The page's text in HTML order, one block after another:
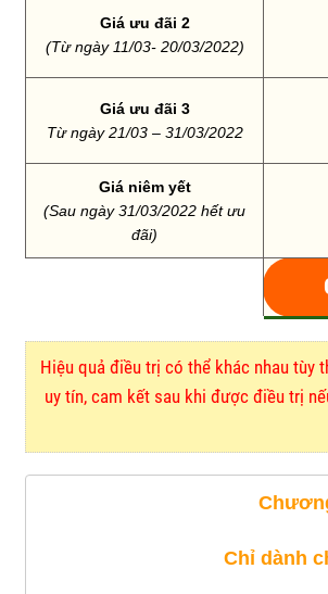
Giá ưu đãi 2
(Từ ngày 11/03- 20/03/2022)
Giá ưu đãi 3
Từ ngày 21/03 – 31/03/2022
Giá niêm yết
(Sau ngày 31/03/2022 hết ưu
đãi)
Hiệu quả điều trị có thể khác nhau tùy
uy tín, cam kết sau khi được điều trị
Chỉ dành